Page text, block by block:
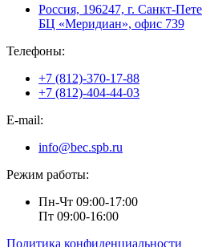
Россия, 196247, г. Санкт-
БЦ «Меридиан», офис 739
Телефоны:
+7 (812)-370-17-88
+7 (812)-404-44-03
E-mail:
info@bec.spb.ru
Режим работы:
Пн-Чт 09:00-17:00
Пт 09:00-16:00
Политика конфиденциальности